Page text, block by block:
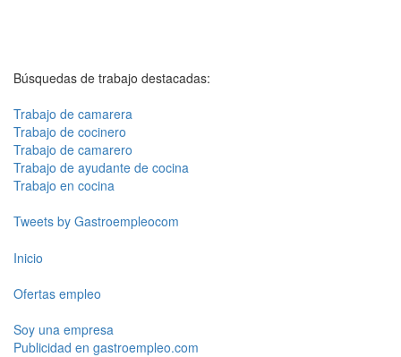
Búsquedas de trabajo destacadas:
Trabajo de camarera
Trabajo de cocinero
Trabajo de camarero
Trabajo de ayudante de cocina
Trabajo en cocina
Tweets by Gastroempleocom
Inicio
Ofertas empleo
Soy una empresa
Publicidad en gastroempleo.com